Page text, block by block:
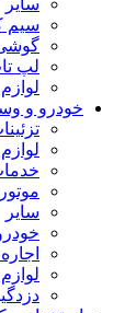
سایر
سیم
لپ
خودرو و
سایر